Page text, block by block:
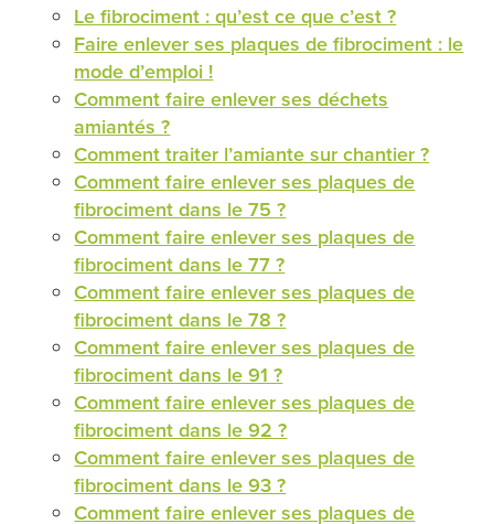
Le fibrociment : qu’est ce que c’est ?
Faire enlever ses plaques de fibrociment : le
mode d’emploi !
Comment faire enlever ses déchets
amiantés ?
Comment traiter l’amiante sur chantier ?
Comment faire enlever ses plaques de
fibrociment dans le 75 ?
Comment faire enlever ses plaques de
fibrociment dans le 77 ?
Comment faire enlever ses plaques de
fibrociment dans le 78 ?
Comment faire enlever ses plaques de
fibrociment dans le 91 ?
Comment faire enlever ses plaques de
fibrociment dans le 92 ?
Comment faire enlever ses plaques de
fibrociment dans le 93 ?
Comment faire enlever ses plaques de